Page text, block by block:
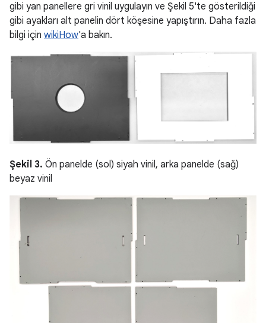
gibi yan panellere gri vinil uygulayın ve Şekil 5'te gösterildiği
gibi ayakları alt panelin dört köşesine yapıştırın. Daha fazla
bilgi için wikiHow'a bakın.
Şekil 3. Ön panelde (sol) siyah vinil, arka panelde (sağ)
beyaz vinil